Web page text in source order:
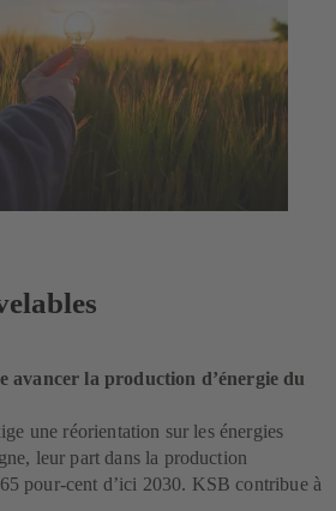
avancer la production d’énergie du
une réorientation sur les énergies
leur part dans la production
pour-cent d’ici 2030. KSB contribue à